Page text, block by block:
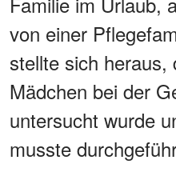
von einer
stellte sich heraus,
Mädchen bei der
untersucht wurde
musste